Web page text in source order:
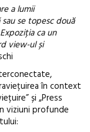
a lumii
se topesc două
ca un
view-ul și
în context
și „Press
viziuni profunde